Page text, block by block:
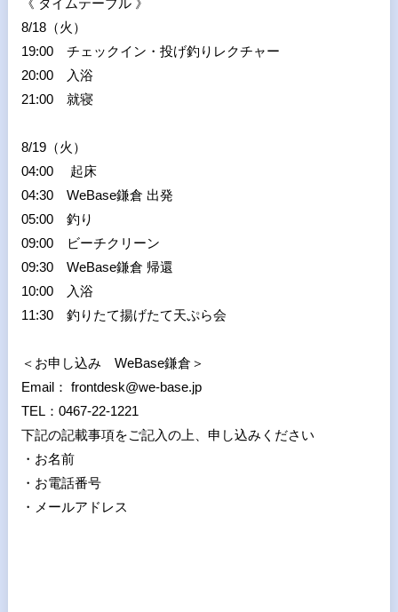
8/18（火）
19:00 チェックイン・投げ釣りレクチャー
20:00 入浴
21:00 就寝
8/19（火）
04:00 起床
04:30 WeBase鎌倉 出発
05:00 釣り
09:00 ビーチクリーン
09:30 WeBase鎌倉 帰還
10:00 入浴
11:30 釣りたて揚げたて天ぷら会
＜お申し込み WeBase鎌倉＞
Email： frontdesk@we-base.jp
TEL：0467-22-1221
下記の記載事項をご記入の上、申し込みください
・お名前
・お電話番号
・メールアドレス